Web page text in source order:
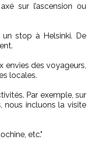
sur l’ascension ou
stop à Helsinki. De
envies des voyageurs,
locales.
Par exemple, sur
nous incluons la visite
etc."